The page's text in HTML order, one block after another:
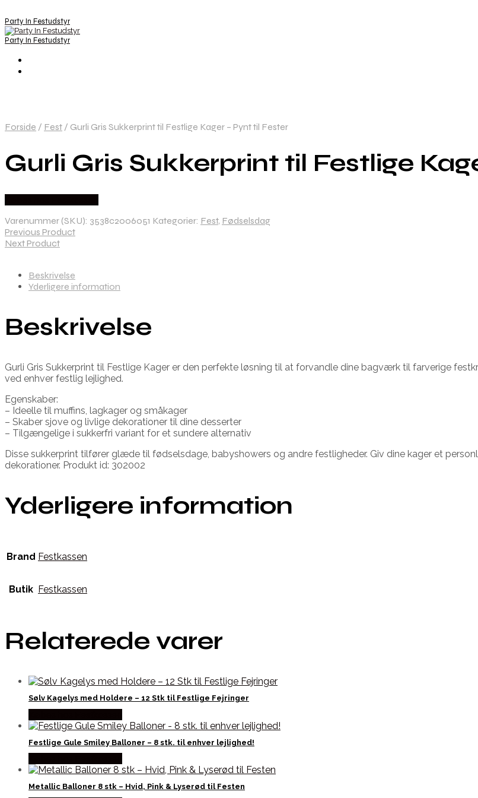
Party In Festudstyr
Party In Festudstyr
Forside / Fest / Gurli Gris Sukkerprint til Festlige Kager – Pynt til Fester
Gurli Gris Sukkerprint til Festlige
Varenummer (SKU): 3538c2006051 Kategorier: Fest, Fødselsdag
Previous Product
Next Product
Beskrivelse
Yderligere information
Beskrivelse
Gurli Gris Sukkerprint til Festlige Kager er den perfekte løsning til at forvandle dine bagværk til farverige
ved enhver festlig lejlighed.
Egenskaber:
– Ideelle til muffins, lagkager og småkager
– Skaber sjove og livlige dekorationer til dine desserter
– Tilgængelige i sukkerfri variant for et sundere alternativ
Disse sukkerprint tilfører glæde til fødselsdage, babyshowers og andre festligheder. Giv dine kager et
dekorationer. Produkt id: 302002
Yderligere information
Brand Festkassen
Butik Festkassen
Relaterede varer
Sølv Kagelys med Holdere – 12 Stk til Festlige Fejringer
Festlige Gule Smiley Balloner – 8 stk. til enhver lejlighed!
Metallic Balloner 8 stk – Hvid, Pink & Lyserød til Festen